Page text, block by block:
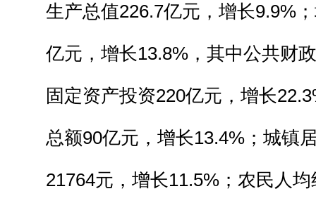
生产总值226.7亿元，增长9.9%
亿元，增长13.8%，其中公共财
固定资产投资220亿元，增长
总额90亿元，增长13.4%；城镇
21764元，增长11.5%；农民人